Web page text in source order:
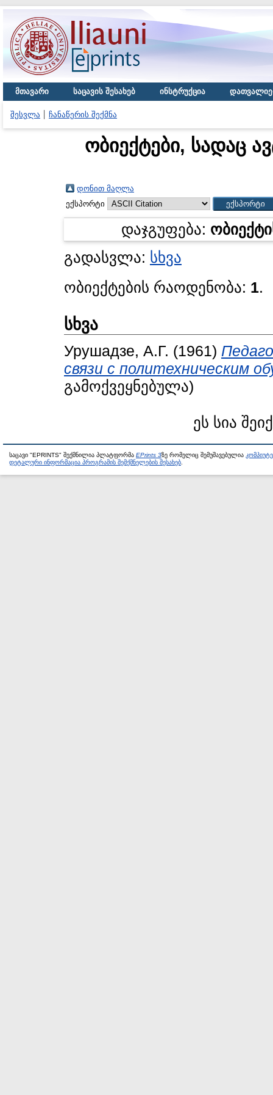
მთავარი საცავის შესახებ ინსტრუქცია
შესვლა ჩანაწერის შექმნა
ობიექტები, სადაც
დონით მაღლა
ექსპორტი
დაჯგუფება:
გადასვლა: სხვა
ობიექტების რაოდენობა: 1.
სხვა
Урушадзе, А.Г. (1961)
связи с политехническим
გამოქვეყნებულა)
ეს სია
საცავი "EPRINTS" შექმნილია პლატფორმა EPrints 3ზე რომელიც შემუშავებულია
დეტალური ინფორმაცია პროგრამის შემქმნელების შესახებ